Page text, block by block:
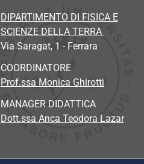
DIPARTIMENTO DI FISICA E
SCIENZE DELLA TERRA
Via Saragat, 1 - Ferrara
COORDINATORE
Prof.ssa Monica Ghirotti
MANAGER DIDATTICA
Dott.ssa Anca Teodora Lazar